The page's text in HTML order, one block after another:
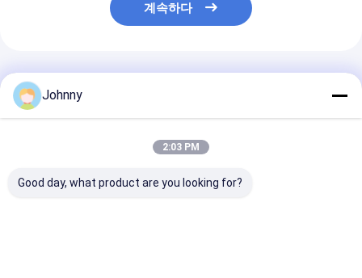
계속하다
추천된 제품
Johnny
2:03 PM
Good day, what product are you looking for?